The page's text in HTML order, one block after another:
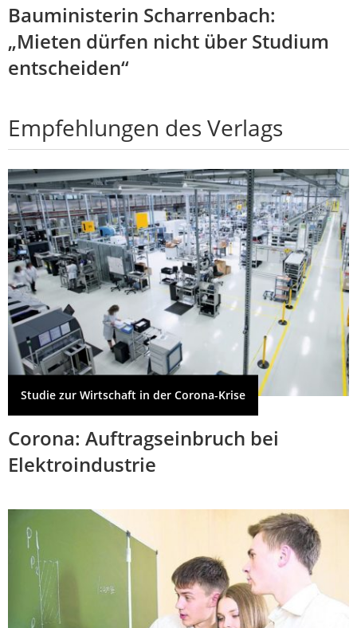
Bauministerin Scharrenbach:
„Mieten dürfen nicht über Studium
entscheiden“
Empfehlungen des Verlags
Studie zur Wirtschaft in der Corona-Krise
Corona: Auftragseinbruch bei
Elektroindustrie